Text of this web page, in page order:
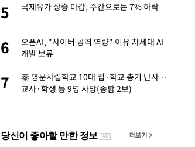
5 국제유가 상승 마감, 주간으로는 7% 하락
6
오픈AI, "사이버 공격 역량" 이유 차세대 AI
개발 보류
7
泰 명문사립학교 10대 집·학교 총기 난사…
교사·학생 등 9명 사망(종합 2보)